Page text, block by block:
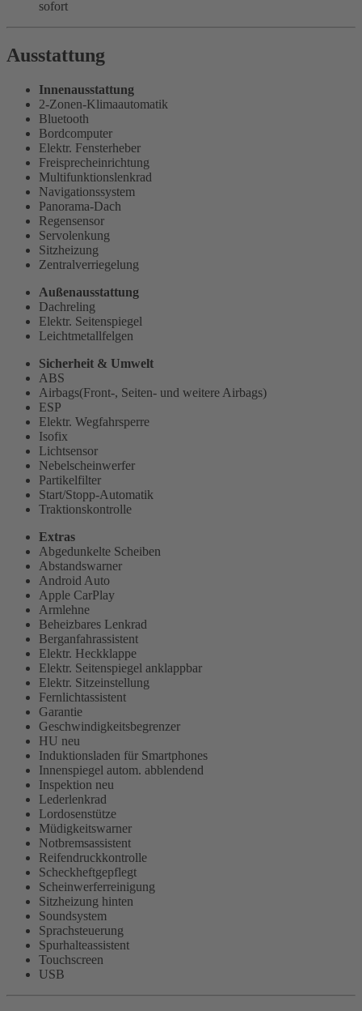
sofort
Ausstattung
Innenausstattung
2-Zonen-Klimaautomatik
Bluetooth
Bordcomputer
Elektr. Fensterheber
Freisprecheinrichtung
Multifunktionslenkrad
Navigationssystem
Panorama-Dach
Regensensor
Servolenkung
Sitzheizung
Zentralverriegelung
Außenausstattung
Dachreling
Elektr. Seitenspiegel
Leichtmetallfelgen
Sicherheit & Umwelt
ABS
Airbags(Front-, Seiten- und weitere Airbags)
ESP
Elektr. Wegfahrsperre
Isofix
Lichtsensor
Nebelscheinwerfer
Partikelfilter
Start/Stopp-Automatik
Traktionskontrolle
Extras
Abgedunkelte Scheiben
Abstandswarner
Android Auto
Apple CarPlay
Armlehne
Beheizbares Lenkrad
Berganfahrassistent
Elektr. Heckklappe
Elektr. Seitenspiegel anklappbar
Elektr. Sitzeinstellung
Fernlichtassistent
Garantie
Geschwindigkeitsbegrenzer
HU neu
Induktionsladen für Smartphones
Innenspiegel autom. abblendend
Inspektion neu
Lederlenkrad
Lordosenstütze
Müdigkeitswarner
Notbremsassistent
Reifendruckkontrolle
Scheckheftgepflegt
Scheinwerferreinigung
Sitzheizung hinten
Soundsystem
Sprachsteuerung
Spurhalteassistent
Touchscreen
USB